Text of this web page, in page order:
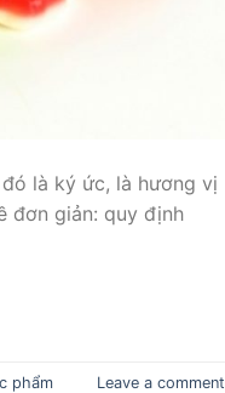
là ký ức, là hương vị
đơn giản: quy định
phẩm Leave a comment